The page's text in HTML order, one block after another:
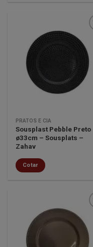
Minha
lista de
desejos
PRATOS E CIA
Sousplast Pebble Preto
ø33cm – Sousplats –
Zahav
Cotar
Minha
lista de